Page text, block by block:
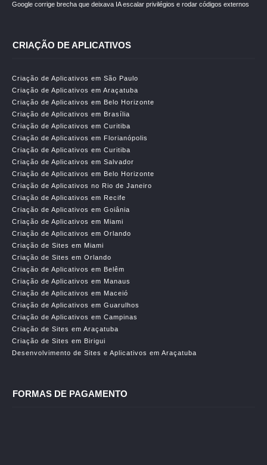
Google corrige brecha que deixava IA escalar privilégios e rodar códigos externos
CRIAÇÃO DE APLICATIVOS
Criação de Aplicativos em São Paulo
Criação de Aplicativos em Araçatuba
Criação de Aplicativos em Belo Horizonte
Criação de Aplicativos em Brasília
Criação de Aplicativos em Curitiba
Criação de Aplicativos em Florianópolis
Criação de Aplicativos em Curitiba
Criação de Aplicativos em Salvador
Criação de Aplicativos em Belo Horizonte
Criação de Aplicativos no Rio de Janeiro
Criação de Aplicativos em Recife
Criação de Aplicativos em Goiânia
Criação de Aplicativos em Miami
Criação de Aplicativos em Orlando
Criação de Sites em Miami
Criação de Sites em Orlando
Criação de Aplicativos em Belêm
Criação de Aplicativos em Manaus
Criação de Aplicativos em Maceió
Criação de Aplicativos em Guarulhos
Criação de Aplicativos em Campinas
Criação de Sites em Araçatuba
Criação de Sites em Birigui
Desenvolvimento de Sites e Aplicativos em Araçatuba
FORMAS DE PAGAMENTO